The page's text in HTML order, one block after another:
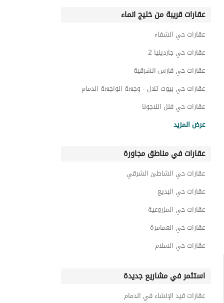
عقارات قريبة من خليج انماء
عقارات حي الشفاء
عقارات حي جاردينيا 2
عقارات حي فارس الشرقية
عقارات حي بيوت تلال - وجهة الواجهة الدمام
عقارات حي فلل اللاجونا
عقارات حي الفردوس
عقارات حي الزهراء
عقارات حي النخيل
عرض المزيد
عقارات في مناطق مجاورة
عقارات حي الشاطئ الشرقي
عقارات حي البديع
عقارات حي المزروعية
عقارات حي العمامرة
عقارات حي السلام
استثمر في مشاريع جديدة
عقارات قيد الإنشاء في الدمام